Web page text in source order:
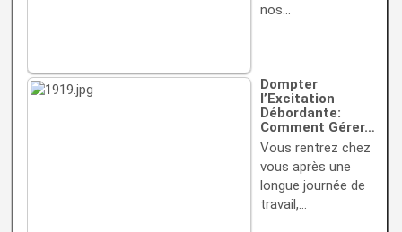
nos…
Dompter
l’Excitation
Débordante:
Comment Gérer…
Vous rentrez chez
vous après une
longue journée de
travail,…